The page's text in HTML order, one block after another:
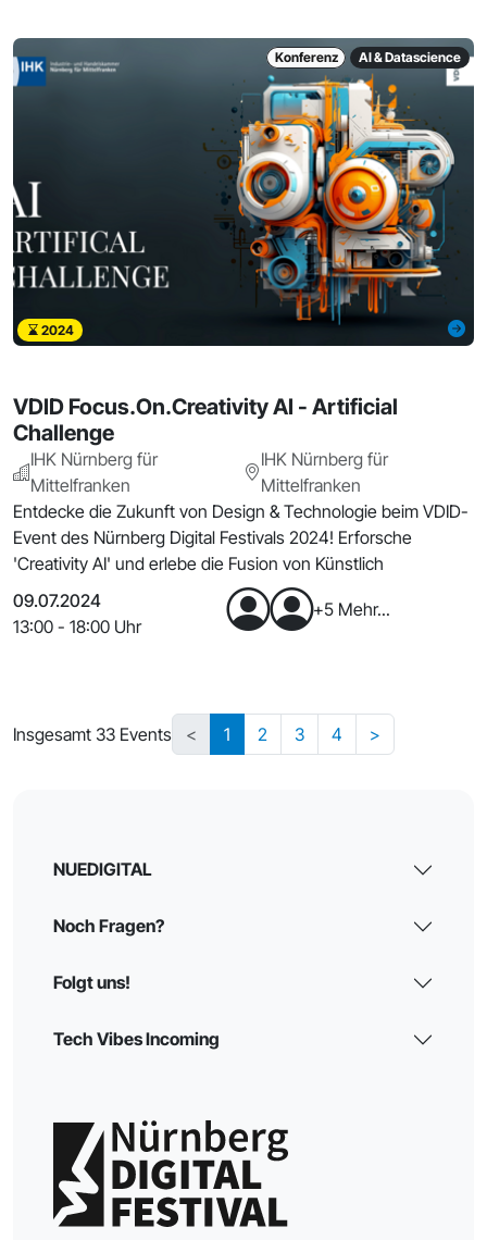
Konferenz AI & Datascience
2024
VDID Focus.On.Creativity AI - Artificial
Challenge
IHK Nürnberg für
Mittelfranken
IHK Nürnberg für
Mittelfranken
Entdecke die Zukunft von Design & Technologie beim VDID-
Event des Nürnberg Digital Festivals 2024! Erforsche
'Creativity AI' und erlebe die Fusion von Künstlich
09.07.2024
13:00 - 18:00 Uhr
+5 Mehr...
Insgesamt 33 Events < 1 2 3 4 >
NUEDIGITAL
Noch Fragen?
Folgt uns!
Tech Vibes Incoming